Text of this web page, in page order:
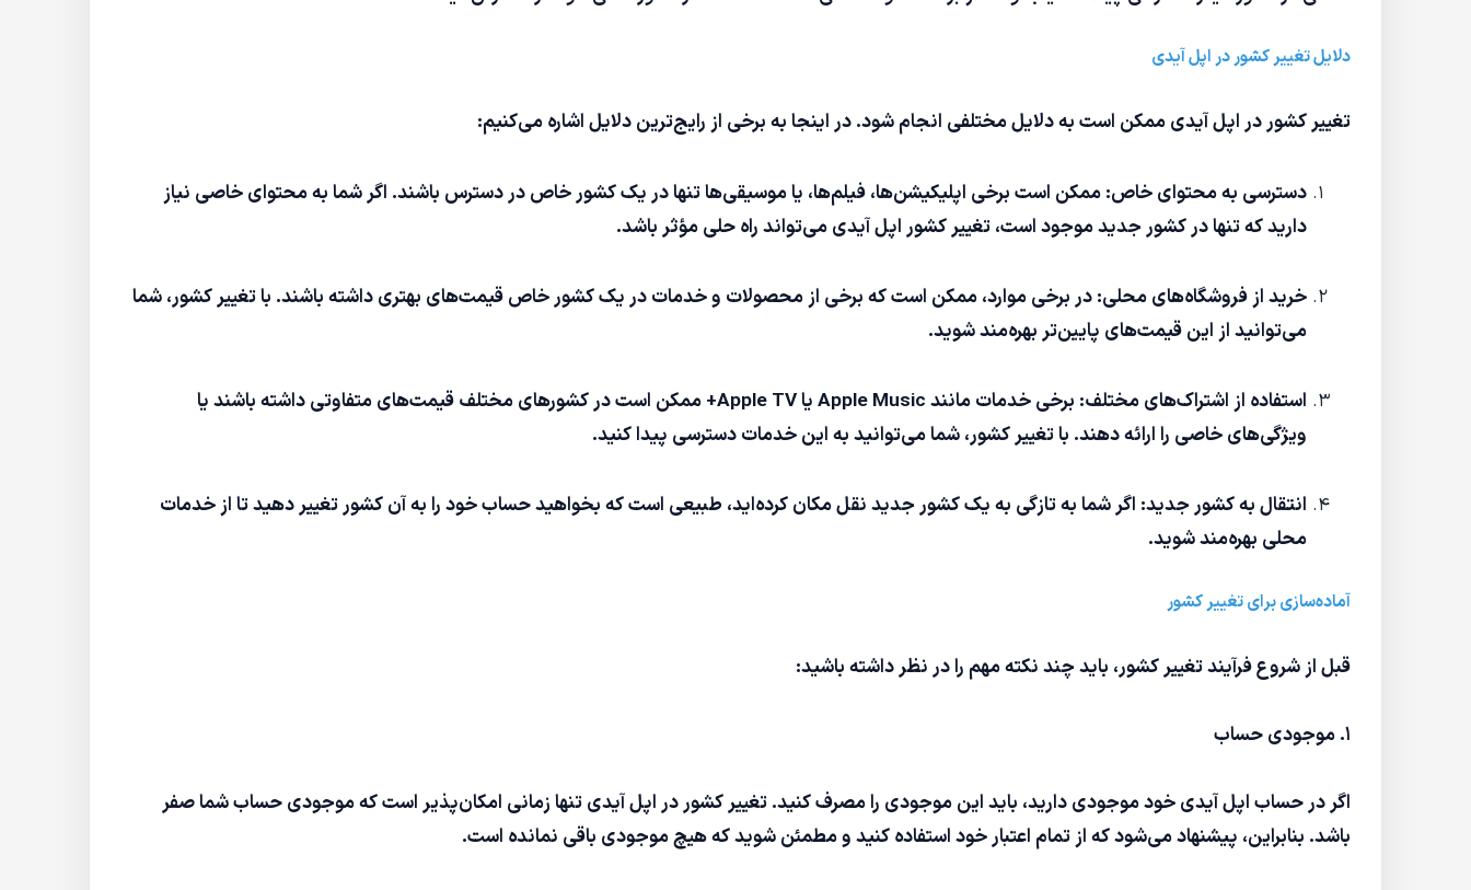
دلایل تغییر کشور در اپل آیدی
تغییر کشور در اپل آیدی ممکن است به دلایل مختلفی انجام شود. در اینجا به برخی از رایج‌ترین دلایل اشاره می‌کنیم:
دسترسی به محتوای خاص: ممکن است برخی اپلیکیشن‌ها، فیلم‌ها، یا موسیقی‌ها تنها در یک کشور خاص در دسترس باشند. اگر شما به محتوای خاصی نیاز
دارید که تنها در کشور جدید موجود است، تغییر کشور اپل آیدی می‌تواند راه حلی مؤثر باشد.
خرید از فروشگاه‌های محلی: در برخی موارد، ممکن است که برخی از محصولات و خدمات در یک کشور خاص قیمت‌های بهتری داشته باشند. با تغییر کشور، شما
می‌توانید از این قیمت‌های پایین‌تر بهره‌مند شوید.
استفاده از اشتراک‌های مختلف: برخی خدمات مانند Apple Music یا Apple TV+ ممکن است در کشورهای مختلف قیمت‌های متفاوتی داشته باشند یا
ویژگی‌های خاصی را ارائه دهند. با تغییر کشور، شما می‌توانید به این خدمات دسترسی پیدا کنید.
انتقال به کشور جدید: اگر شما به تازگی به یک کشور جدید نقل مکان کرده‌اید، طبیعی است که بخواهید حساب خود را به آن کشور تغییر دهید تا از خدمات
محلی بهره‌مند شوید.
آماده‌سازی برای تغییر کشور
قبل از شروع فرآیند تغییر کشور، باید چند نکته مهم را در نظر داشته باشید:
۱. موجودی حساب
اگر در حساب اپل آیدی خود موجودی دارید، باید این موجودی را مصرف کنید. تغییر کشور در اپل آیدی تنها زمانی امکان‌پذیر است که موجودی حساب شما صفر
باشد. بنابراین، پیشنهاد می‌شود که از تمام اعتبار خود استفاده کنید و مطمئن شوید که هیچ موجودی باقی نمانده است.